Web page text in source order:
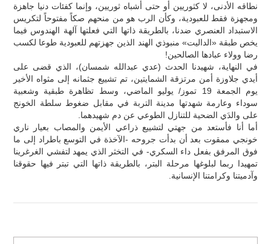
نطاقه الأدنى، لا كثوريين أو حتى أشباه ثوريين، وإنما كفئات دنيا جاهزة
ومجهزة فقط للعبودية، وكأن الرب هو من منحهم صكاً مفتوحاً لتكريس
الاستبداد العنصري ضدنا، بالطريقة ذاتها التي فعلتها آلهة الهندوس فيما
يخص طبقة «الداليت» منبوذي الهند الذين جهزتهم للعبودية طوعا لكسب
رضا وولاء عبادها الصالحين!
في النهاية، شهيدنا الحدث (عدي عبدالله شمسان)، الذي قضى على
أيدي جلاوزة أمن مرتزقة الشمايتين، تم تشييع جثمانه إلى مثواه الأخير
يوم الجمعة 19 تموز/ يوليو الماضي، وسط تظاهرة طبقية وشعبية
سوداء وعارمة شهدتها مدينة التربة في مقابل ضغوط سلطة الخونج
على والدَي الضحية للتنازل الطوعي عن دم شهيدهما.
أما أنا فأستعد من جهتي لتشييع ذراعي الأيمن والمصاب بعيار ناري
خونجي ممقوت بعد أن بدأت جروحه -الآخذة في التوسع باطراد إلى ما
فوق المرفق بفعل داء السكري- في التخثر الذي يمهد لتفشي الغرغرينا
تمهيدا ربما لبلوغها مرحلة البتر، بالطريقة ذاتها التي تبتر فيها حقوقنا
وآدميتنا وكرامتنا الإنسانية.